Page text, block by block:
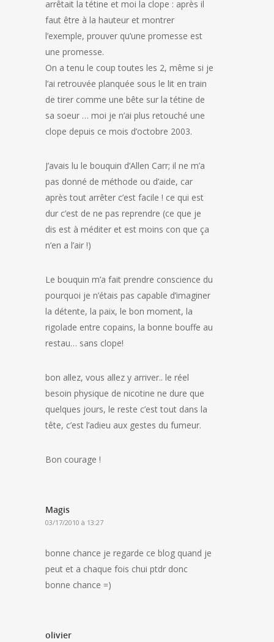
arrêtait la tétine et moi la clope : après il
faut être à la hauteur et montrer
l’exemple, prouver qu’une promesse est
une promesse.
On a tenu le coup toutes les 2, même si je
l’ai retrouvée planquée sous le lit en train
de tirer comme une bête sur la tétine de
sa soeur … moi je n’ai plus retouché une
clope depuis ce mois d’octobre 2003.
J’avais lu le bouquin d’Allen Carr; il ne m’a
pas donné de méthode ou d’aide, car
après tout arrêter c’est facile ! ce qui est
dur c’est de ne pas reprendre (ce que je
dis est à méditer et est moins con que ça
n’en a l’air !)
Le bouquin m’a fait prendre conscience du
pourquoi je n’étais pas capable d’imaginer
la détente, la paix, le bon moment, la
rigolade entre copains, la bonne bouffe au
restau… sans clope!
bon allez, vous allez y arriver.. le réel
besoin physique de nicotine ne dure que
quelques jours, le reste c’est tout dans la
tête, c’est l’adieu aux gestes du fumeur.
Bon courage !
Magis
03/17/2010 à 13:27
bonne chance je regarde ce blog quand je
peut et a chaque fois chui ptdr donc
bonne chance =)
olivier